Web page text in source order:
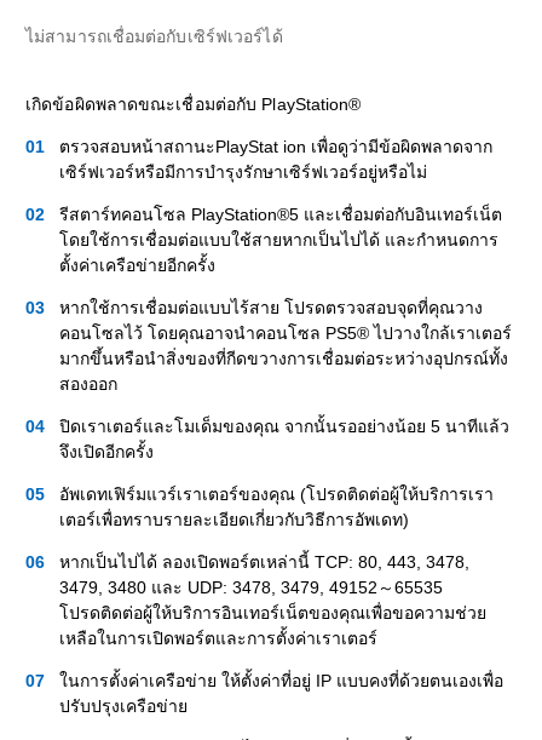
ไม่สามารถเชื่อมต่อกับเซิร์ฟเวอร์ได้
เกิดข้อผิดพลาดขณะเชื่อมต่อกับ PlayStation®
ตรวจสอบหน้าสถานะPlayStat ion เพื่อดูว่ามีข้อผิดพลาดจาก
เซิร์ฟเวอร์หรือมีการบำรุงรักษาเซิร์ฟเวอร์อยู่หรือไม่
รีสตาร์ทคอนโซล PlayStation®5 และเชื่อมต่อกับอินเทอร์เน็ต
โดยใช้การเชื่อมต่อแบบใช้สายหากเป็นไปได้ และกำหนดการ
ตั้งค่าเครือข่ายอีกครั้ง
หากใช้การเชื่อมต่อแบบไร้สาย โปรดตรวจสอบจุดที่คุณวาง
คอนโซลไว้ โดยคุณอาจนำคอนโซล PS5® ไปวางใกล้เราเตอร์
มากขึ้นหรือนำสิ่งของที่กีดขวางการเชื่อมต่อระหว่างอุปกรณ์ทั้ง
สองออก
ปิดเราเตอร์และโมเด็มของคุณ จากนั้นรออย่างน้อย 5 นาทีแล้ว
จึงเปิดอีกครั้ง
อัพเดทเฟิร์มแวร์เราเตอร์ของคุณ (โปรดติดต่อผู้ให้บริการเรา
เตอร์เพื่อทราบรายละเอียดเกี่ยวกับวิธีการอัพเดท)
หากเป็นไปได้ ลองเปิดพอร์ตเหล่านี้ TCP: 80, 443, 3478,
3479, 3480 และ UDP: 3478, 3479, 49152～65535
โปรดติดต่อผู้ให้บริการอินเทอร์เน็ตของคุณเพื่อขอความช่วย
เหลือในการเปิดพอร์ตและการตั้งค่าเราเตอร์
ในการตั้งค่าเครือข่าย ให้ตั้งค่าที่อยู่ IP แบบคงที่ด้วยตนเองเพื่อ
ปรับปรุงเครือข่าย